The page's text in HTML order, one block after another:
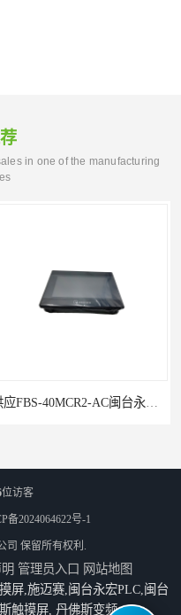
in one of the manufacturing
供应FBS-40MCR2-AC闽台永宏FATEKPLC
位访客
备2024064622号-1
司 保留所有权利.
管理员入口 网站地图
屏,施迈赛,闽台永宏PLC,闽台
触摸屏, 丹佛斯变频